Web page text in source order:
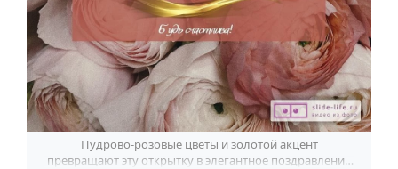
Пудрово-розовые цветы и золотой акцент
превращают эту открытку в элегантное поздравление